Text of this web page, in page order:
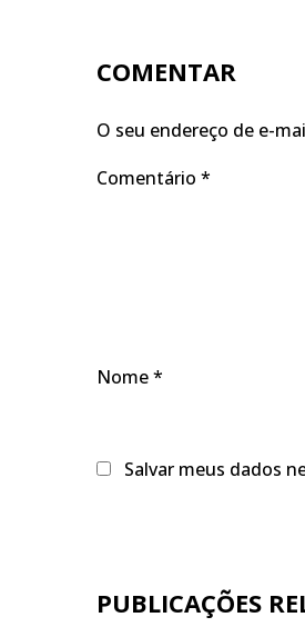
COMENTAR
O seu endereço de e-
Comentário *
Nome*
Salvar meus dados
PUBLICAÇÕES